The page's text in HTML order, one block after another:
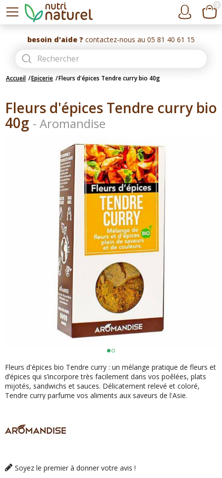
besoin d'aide ? contactez-nous au 05 81 40 61 15
Accueil Epicerie Fleurs d'épices Tendre curry bio 40g
Fleurs d'épices Tendre curry bio
40g - Aromandise
Fleurs d'épices bio Tendre curry : un mélange pratique de fleurs et
d’épices qui s’incorpore très facilement dans vos poêlées, plats
mijotés, sandwichs et sauces. Délicatement relevé et coloré,
Tendre curry parfume vos aliments aux saveurs de l'Asie.
Soyez le premier à donner votre avis !
0